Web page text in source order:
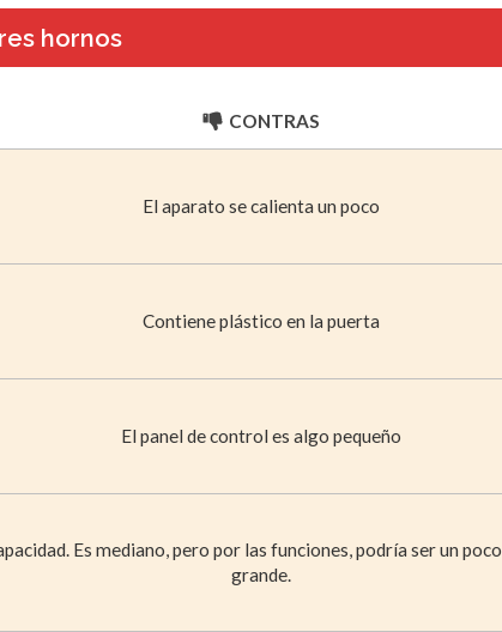
hornos
CONTRAS
El aparato se calienta un poco
Contiene plástico en la puerta
El panel de control es algo pequeño
Es mediano, pero por las funciones, podría ser un
grande.